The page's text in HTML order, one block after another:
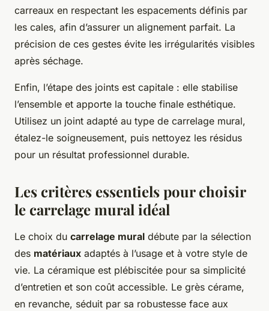
carreaux en respectant les espacements définis par
les cales, afin d’assurer un alignement parfait. La
précision de ces gestes évite les irrégularités visibles
après séchage.
Enfin, l’étape des joints est capitale : elle stabilise
l’ensemble et apporte la touche finale esthétique.
Utilisez un joint adapté au type de carrelage mural,
étalez-le soigneusement, puis nettoyez les résidus
pour un résultat professionnel durable.
Les critères essentiels pour choisir
le carrelage mural idéal
Le choix du carrelage mural débute par la sélection
des matériaux adaptés à l’usage et à votre style de
vie. La céramique est plébiscitée pour sa simplicité
d’entretien et son coût accessible. Le grès cérame,
en revanche, séduit par sa robustesse face aux